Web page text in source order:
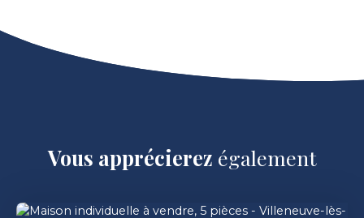
Vous apprécierez également